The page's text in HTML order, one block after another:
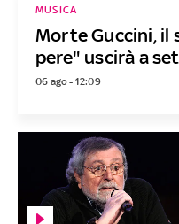
Morte Guccini, il
pere" uscirà a
MUSICA
06 ago - 12:09